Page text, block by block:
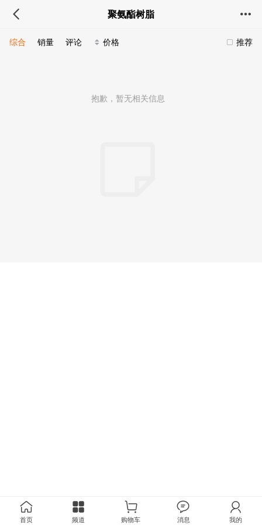
聚氨酯树脂
推荐
综合 销量 评论 价格
抱歉，暂无相关信息
首页 频道 购物车 消息 我的